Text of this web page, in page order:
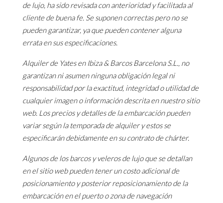
de lujo, ha sido revisada con anterioridad y facilitada al
cliente de buena fe. Se suponen correctas pero no se
pueden garantizar, ya que pueden contener alguna
errata en sus especificaciones.
Alquiler de Yates en Ibiza & Barcos Barcelona S.L., no
garantizan ni asumen ninguna obligación legal ni
responsabilidad por la exactitud, integridad o utilidad de
cualquier imagen o información descrita en nuestro sitio
web. Los precios y detalles de la embarcación pueden
variar según la temporada de alquiler y estos se
especificarán debidamente en su contrato de chárter.
Algunos de los barcos y veleros de lujo que se detallan
en el sitio web pueden tener un costo adicional de
posicionamiento y posterior reposicionamiento de la
embarcación en el puerto o zona de navegación